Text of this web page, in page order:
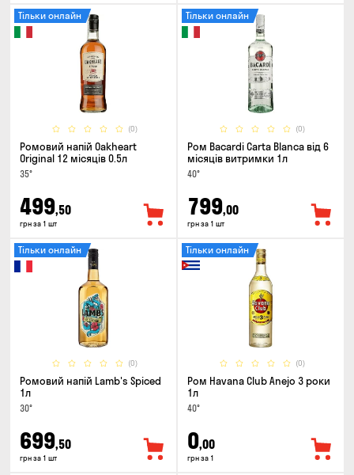
(0)
Тільки онлайн
Ромовий напій Oakheart
Original 12 місяців 0.5л
35°
499,50
грн за 1 шт
(0)
Тільки онлайн
Ром Bacardi Carta Blanca від 6
місяців витримки 1л
40°
799,00
грн за 1 шт
(0)
Тільки онлайн
Ромовий напій Lamb's Spiced
1л
30°
699,50
грн за 1 шт
(0)
Тільки онлайн
Ром Havana Club Anejo 3 роки
1л
40°
0,00
грн за 1